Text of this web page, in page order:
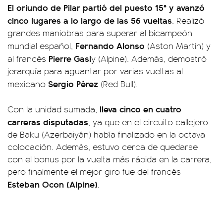
El oriundo de Pilar partió del puesto 15° y avanzó
cinco lugares a lo largo de las 56 vueltas. Realizó
grandes maniobras para superar al bicampeón
mundial español, Fernando Alonso (Aston Martin) y
al francés Pierre Gasly (Alpine). Además, demostró
jerarquía para aguantar por varias vueltas al
mexicano Sergio Pérez (Red Bull).
Con la unidad sumada, lleva cinco en cuatro
carreras disputadas, ya que en el circuito callejero
de Baku (Azerbaiyán) había finalizado en la octava
colocación. Además, estuvo cerca de quedarse
con el bonus por la vuelta más rápida en la carrera,
pero finalmente el mejor giro fue del francés
Esteban Ocon (Alpine).